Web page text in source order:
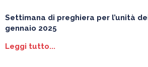
Settimana di preghiera per l’unità
gennaio 2025
Leggi tutto...